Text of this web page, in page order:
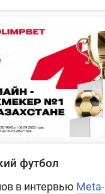
футбол
в интервью Meta-